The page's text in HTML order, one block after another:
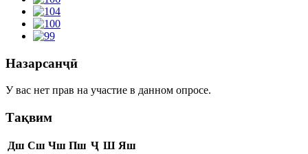
Назарсанҷӣ
У вас нет прав на участие в данном опросе.
Тақвим
Дш Сш Чш Пш Ҷ Ш Яш